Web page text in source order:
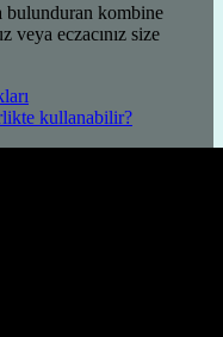
bulunduran kombine
veya eczacınız size
kullanabilir?